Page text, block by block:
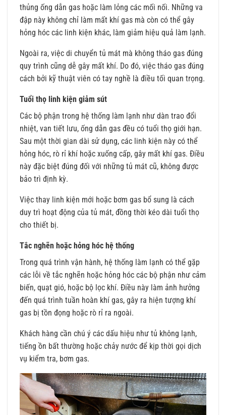
thủng ống dẫn gas hoặc làm lỏng các mối nối. Những va
đập này không chỉ làm mất khí gas mà còn có thể gây
hỏng hóc các linh kiện khác, làm giảm hiệu quả làm lạnh.
Ngoài ra, việc di chuyển tủ mát mà không tháo gas đúng
quy trình cũng dễ gây mất khí. Do đó, việc tháo gas đúng
cách bởi kỹ thuật viên có tay nghề là điều tối quan trọng.
Tuổi thọ linh kiện giảm sút
Các bộ phận trong hệ thống làm lạnh như dàn trao đổi
nhiệt, van tiết lưu, ống dẫn gas đều có tuổi thọ giới hạn.
Sau một thời gian dài sử dụng, các linh kiện này có thể
hỏng hóc, rò rỉ khí hoặc xuống cấp, gây mất khí gas. Điều
này đặc biệt đúng đối với những tủ mát cũ, không được
bảo trì định kỳ.
Việc thay linh kiện mới hoặc bơm gas bổ sung là cách
duy trì hoạt động của tủ mát, đồng thời kéo dài tuổi thọ
cho thiết bị.
Tắc nghẽn hoặc hỏng hóc hệ thống
Trong quá trình vận hành, hệ thống làm lạnh có thể gặp
các lỗi về tắc nghẽn hoặc hỏng hóc các bộ phận như cảm
biến, quạt gió, hoặc bộ lọc khí. Điều này làm ảnh hưởng
đến quá trình tuần hoàn khí gas, gây ra hiện tượng khí
gas bị tồn đọng hoặc rò rỉ ra ngoài.
Khách hàng cần chú ý các dấu hiệu như tủ không lạnh,
tiếng ồn bất thường hoặc chảy nước để kịp thời gọi dịch
vụ kiểm tra, bơm gas.